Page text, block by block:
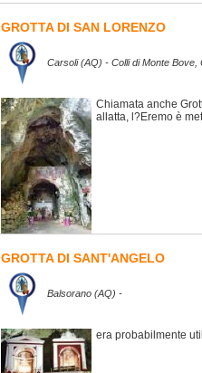
GROTTA DI SAN LORENZO
Carsoli (AQ) - Colli di Monte Bove,
Chiamata anche
allatta, l?Eremo è
GROTTA DI SANT'ANGELO
Balsorano (AQ) -
era probabilmente